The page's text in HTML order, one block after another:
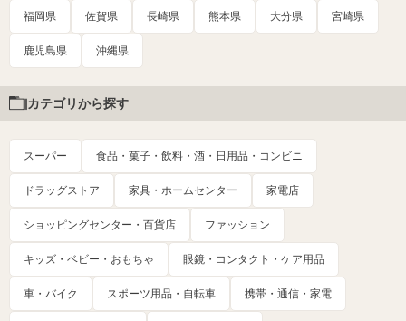
福岡県 佐賀県 長崎県 熊本県 大分県 宮崎県
鹿児島県 沖縄県
カテゴリから探す
スーパー 食品・菓子・飲料・酒・日用品・コンビニ
ドラッグストア 家具・ホームセンター 家電店
ショッピングセンター・百貨店 ファッション
キッズ・ベビー・おもちゃ 眼鏡・コンタクト・ケア用品
車・バイク スポーツ用品・自転車 携帯・通信・家電